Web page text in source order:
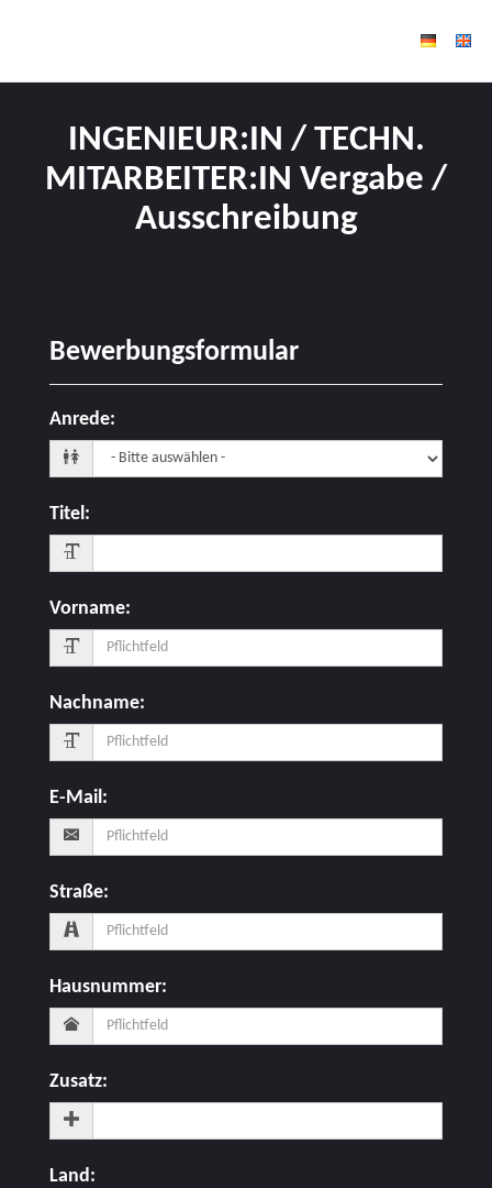
INGENIEUR:IN / TECHN.
MITARBEITER:IN Vergabe /
Ausschreibung
Bewerbungsformular
Anrede:
Titel:
Vorname:
Nachname:
E-Mail:
Straße:
Hausnummer:
Zusatz:
Land: